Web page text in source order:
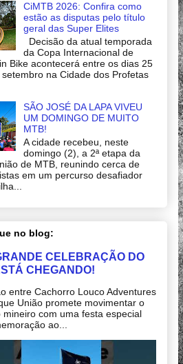
CiMTB 2026: Confira como
estão as disputas pelo título
geral das Super Elites
Decisão da atual temporada
da Copa Internacional de
Bike acontecerá entre os dias 25
na Cidade dos Profetas
SÃO JOSÉ DA LAPA VIVEU
UM DOMINGO DE MUITO
MTB!
A cidade recebeu, neste
domingo (2), a 2ª etapa da
de MTB, reunindo cerca de
em um percurso desafiador
no blog:
CELEBRAÇÃO DO
CHEGANDO!
entre Cachorro Louco Adventures
União promete movimentar o
mineiro com uma festa especial
ao...